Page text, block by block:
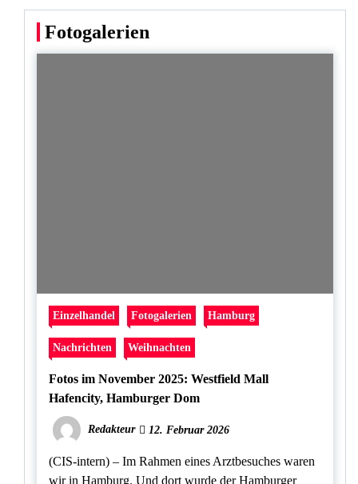
Fotogalerien
Einzelhandel Fotogalerien Hamburg
Nachrichten Weihnachten
Fotos im November 2025: Westfield Mall
Hafencity, Hamburger Dom
Redakteur 12. Februar 2026
(CIS-intern) – Im Rahmen eines Arztbesuches waren
wir in Hamburg. Und dort wurde der Hamburger